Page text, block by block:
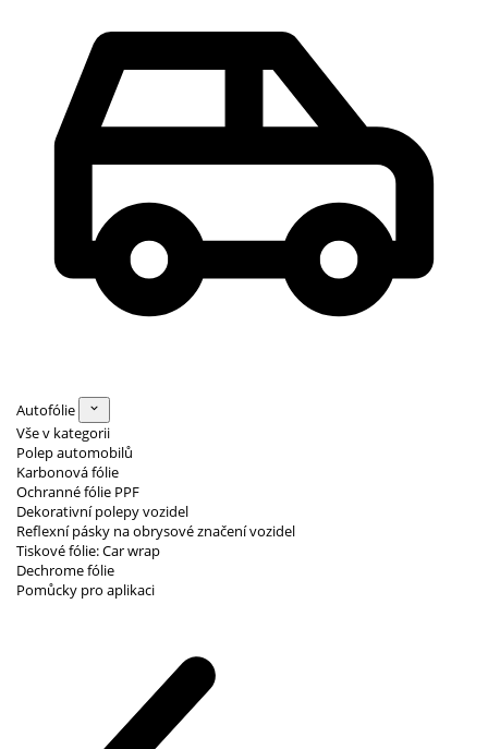
Autofólie
Vše v kategorii
Polep automobilů
Karbonová fólie
Ochranné fólie PPF
Dekorativní polepy vozidel
Reflexní pásky na obrysové značení vozidel
Tiskové fólie: Car wrap
Dechrome fólie
Pomůcky pro aplikaci